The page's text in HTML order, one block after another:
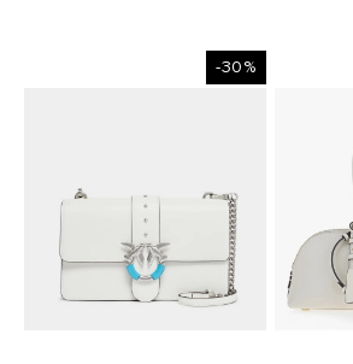
-30%